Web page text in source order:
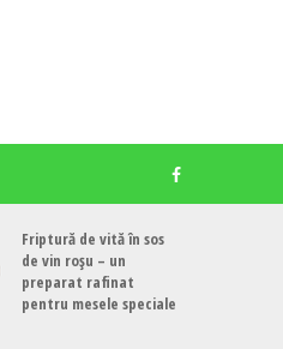
Friptură de vită în sos
de vin roșu – un
preparat rafinat
pentru mesele speciale